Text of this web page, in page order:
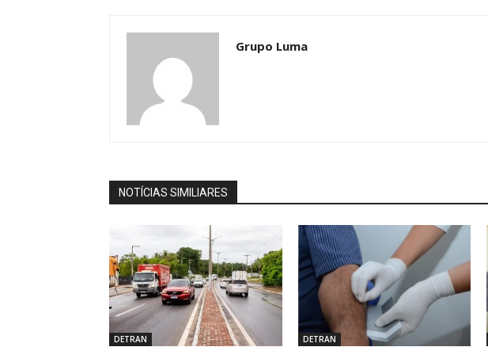
Grupo Luma
NOTÍCIAS SIMILIARES
DETRAN DETRAN